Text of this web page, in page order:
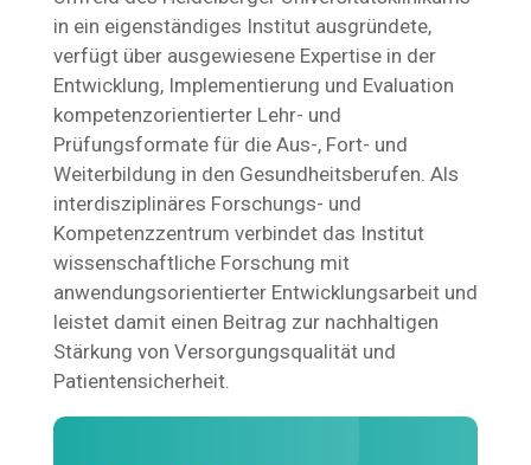
in ein eigenständiges Institut ausgründete,
verfügt über ausgewiesene Expertise in der
Entwicklung, Implementierung und Evaluation
kompetenzorientierter Lehr- und
Prüfungsformate für die Aus-, Fort- und
Weiterbildung in den Gesundheitsberufen. Als
interdisziplinäres Forschungs- und
Kompetenzzentrum verbindet das Institut
wissenschaftliche Forschung mit
anwendungsorientierter Entwicklungsarbeit und
leistet damit einen Beitrag zur nachhaltigen
Stärkung von Versorgungsqualität und
Patientensicherheit.